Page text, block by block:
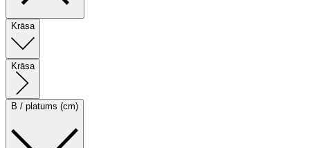
Krāsa
Krāsa
B / platums (cm)